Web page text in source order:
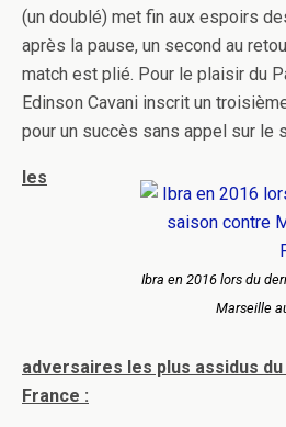
(un doublé) met fin aux espoirs
après la pause, un second au
match est plié. Pour le plaisir du
Edinson Cavani inscrit un
pour un succès sans appel sur le
Ibra en 2016 lors du
Marseille
les
adversaires les plus assidus du
France :